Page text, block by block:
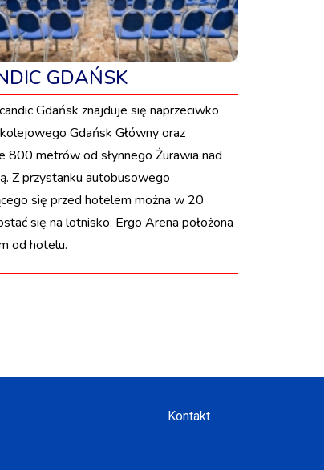
GDAŃSK
Gdańsk znajduje się naprzeciwko
Gdańsk Główny oraz
800 metrów od słynnego Żurawia nad
Z przystanku autobusowego
się przed hotelem można w 20
się na lotnisko. Ergo Arena położona
od hotelu.
Kontakt